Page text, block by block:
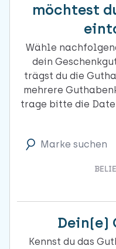
möchtest
Wähle
dein
trägst du die
mehrere
trage bitte die
Marke suchen
Dein(e)
Kennst du das